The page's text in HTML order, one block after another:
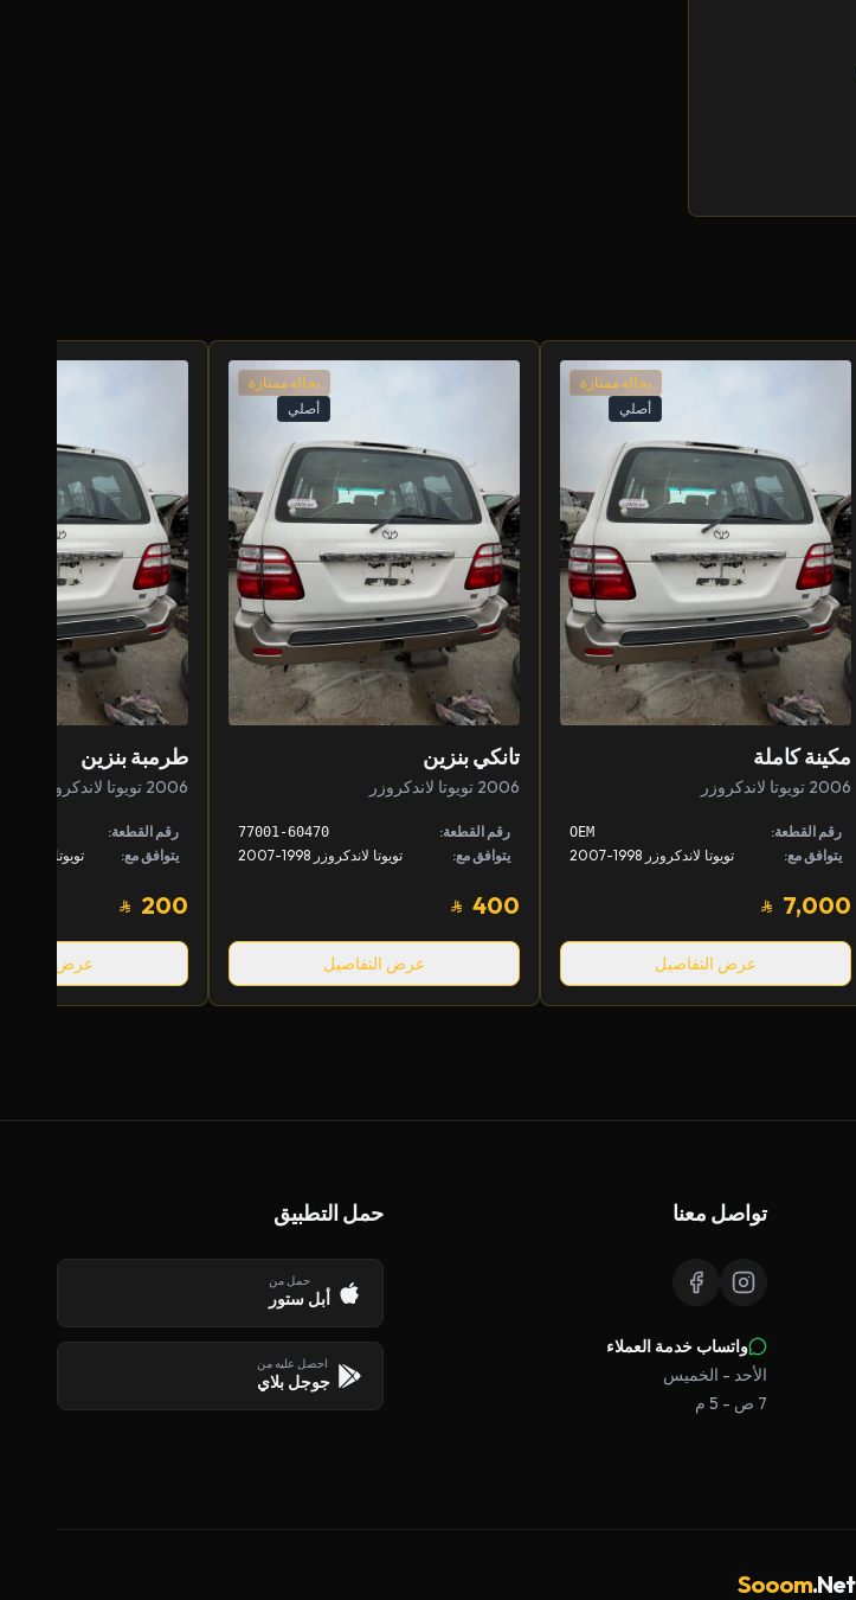
بحالة ممتازة
أصلي
مكينة كاملة
2006 تويوتا لاندكروزر
رقم القطعة: OEM
يتوافق مع: تويوتا لاندكروزر 1998-2007
7,000
عرض التفاصيل
بحالة ممتازة
أصلي
تانكي بنزين
2006 تويوتا لاندكروزر
رقم القطعة: 77001-60470
يتوافق مع: تويوتا لاندكروزر 1998-2007
400
عرض التفاصيل
طرمبة بنزين
2006 تويوتا لاندكروزر
رقم القطعة:
يتوافق مع:
200
عرض
تواصل معنا
واتساب خدمة العملاء
الأحد - الخميس
7 ص - 5 م
حمل التطبيق
حمل من
أبل ستور
احصل عليه من
جوجل بلاي
Sooom.Net